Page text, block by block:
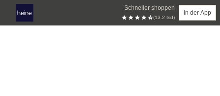
Schneller shoppen
(13.2 tsd)
in der App